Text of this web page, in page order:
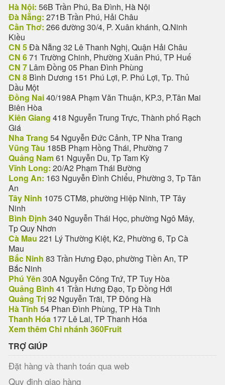
Hà Nội: 56B Trần Phú, Ba Đình, Hà Nội
Đà Nẵng: 271B Trần Phú, Hải Châu
Cần Thơ: 266 đường 30/4, P. Xuân khánh, Q.Ninh
Kiều
CN 5Đà Nẵng 32 Lê Thanh Nghị, Quận Hải Châu
CN 671 Trường Chinh, Phường Xuân Phú, TP Huế
CN 7 Lâm Đồng 05 Phan Đình Phùng
CN 8 Bình Dương 151 Phú Lợi, P. Phú Lợi, Tp. Thủ
Dầu Một
Đồng Nai40/198A Phạm Văn Thuận, KP.3, P.Tân Mai
Biên Hòa
Kiên Giang 418 Nguyễn Trung Trực, Thành phố Rạch
Giá
Nha Trang 54 Nguyễn Đức Cảnh, TP Nha Trang
Vũng Tàu 185B Phạm Hồng Thái, Phường 7
Quảng Nam61 Nguyễn Du, Tp Tam Kỳ
Vĩnh Long: 20/A2 Phạm Thái Bường
Long An: 163 Nguyễn Đình Chiểu, Phường 3, Tp Tân
An
Tây Ninh 1075 CTM8, phường Hiệp Ninh, TP Tây
Ninh
Bình Định 340 Nguyễn Thái Học, phường Ngô Mây,
Tp Quy Nhơn
Cà Mau 221 Lý Thường Kiệt, K2, Phường 6, Tp Cà
Mau
Bắc Ninh 83 Trần Hưng Đạo, phường Tiền An, TP
Bắc Ninh
Phú Yên 30A Nguyễn Công Trứ, TP Tuy Hòa
Quảng Bình 41 Trần Hưng Đạo, Tp Đồng Hới
Quảng Trị92 Nguyễn Trãi, TP Đông Hà
Hà Tĩnh 54 Phan Đình Phùng, TP Hà Tĩnh
Thanh Hóa 177 Lê Lai, TP Thanh Hóa
Xem thêm Chi nhánh 360Fruit
TRỢ GIÚP
Đặt hàng và thanh toán qua web
Quy định giao hàng